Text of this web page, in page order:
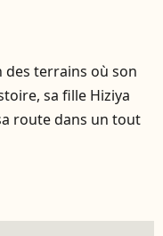
des terrains où son
sa fille Hiziya
route dans un tout